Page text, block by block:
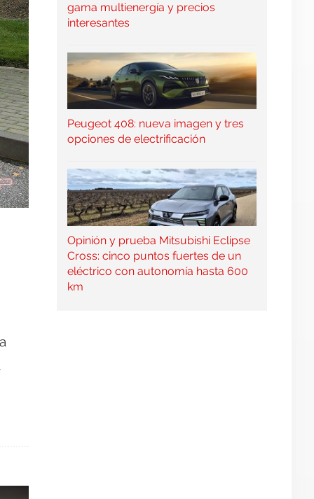
gama multienergía y precios
interesantes
Peugeot 408: nueva imagen y tres
opciones de electrificación
Opinión y prueba Mitsubishi Eclipse
Cross: cinco puntos fuertes de un
eléctrico con autonomía hasta 600
km